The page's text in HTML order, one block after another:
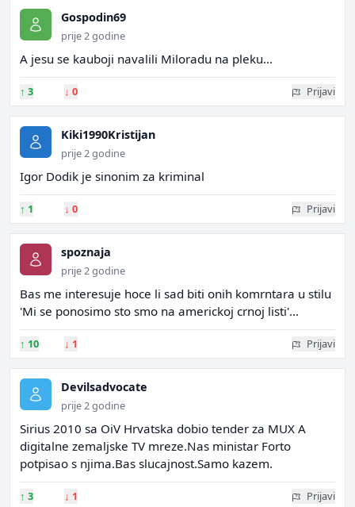
Gospodin69
prije 2 godine
A jesu se kauboji navalili Miloradu na pleku...
↑ 3 ↓ 0 Prijavi
Kiki1990Kristijan
prije 2 godine
Igor Dodik je sinonim za kriminal
↑ 1 ↓ 0 Prijavi
spoznaja
prije 2 godine
Bas me interesuje hoce li sad biti onih komrntara u stilu
'Mi se ponosimo sto smo na americkoj crnoj listi'...
↑ 10 ↓ 1 Prijavi
Devilsadvocate
prije 2 godine
Sirius 2010 sa OiV Hrvatska dobio tender za MUX A
digitalne zemaljske TV mreze.Nas ministar Forto
potpisao s njima.Bas slucajnost.Samo kazem.
↑ 3 ↓ 1 Prijavi